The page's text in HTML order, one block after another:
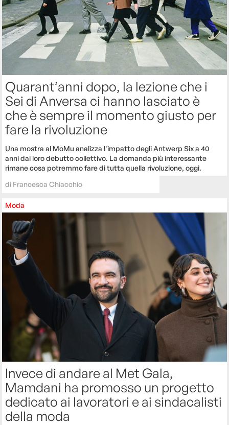
Quarant’anni dopo, la lezione che i
Sei di Anversa ci hanno lasciato è
che è sempre il momento giusto per
fare la rivoluzione
Una mostra al MoMu analizza l'impatto degli Antwerp Six a 40
anni dal loro debutto collettivo. La domanda più interessante
rimane cosa potremmo fare di tutta quella rivoluzione, oggi.
di Francesca Chiacchio
Moda
Invece di andare al Met Gala,
Mamdani ha promosso un progetto
dedicato ai lavoratori e ai sindacalisti
della moda